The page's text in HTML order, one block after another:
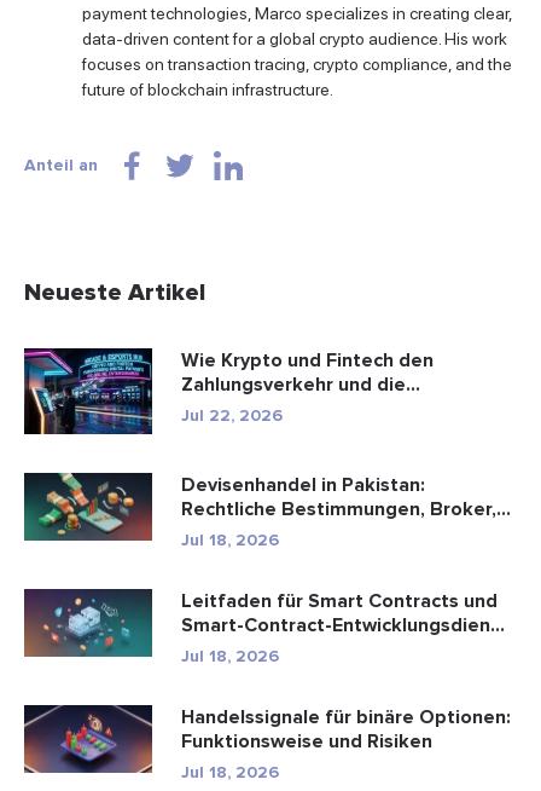
payment technologies, Marco specializes in creating clear,
data-driven content for a global crypto audience. His work
focuses on transaction tracing, crypto compliance, and the
future of blockchain infrastructure.
Anteil an
Neueste Artikel
Wie Krypto und Fintech den
Zahlungsverkehr und die
Unterhaltungsbr...
Jul 22, 2026
Devisenhandel in Pakistan:
Rechtliche Bestimmungen, Broker,
Handel...
Jul 18, 2026
Leitfaden für Smart Contracts und
Smart-Contract-Entwicklungsdien...
Jul 18, 2026
Handelssignale für binäre Optionen:
Funktionsweise und Risiken
Jul 18, 2026